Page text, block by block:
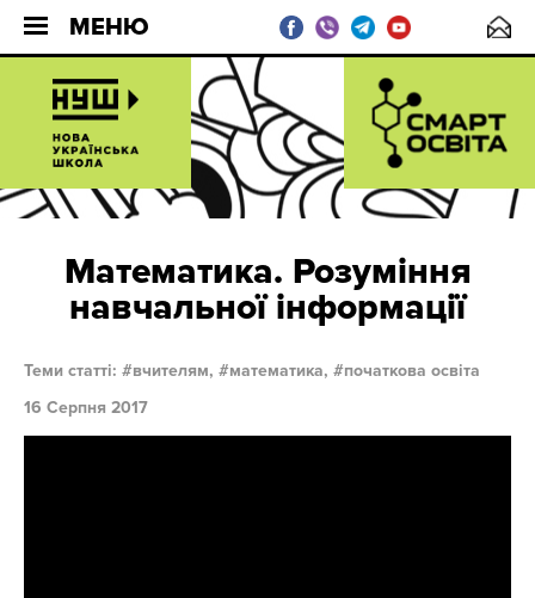
МЕНЮ
Математика. Розуміння
навчальної інформації
Теми статті: вчителям, математика,
початкова освіта
16 Серпня 2017